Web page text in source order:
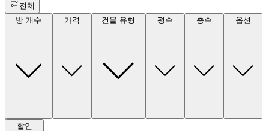
전체
방 개수
가격 건물 유형 평수 층수 옵션
할인